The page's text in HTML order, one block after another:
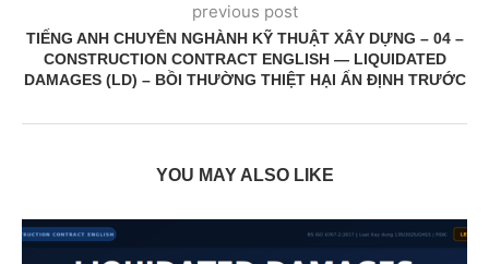
previous post
TIẾNG ANH CHUYÊN NGHÀNH KỸ THUẬT XÂY DỰNG – 04 –
CONSTRUCTION CONTRACT ENGLISH — LIQUIDATED
DAMAGES (LD) – BỒI THƯỜNG THIỆT HẠI ẤN ĐỊNH TRƯỚC
YOU MAY ALSO LIKE